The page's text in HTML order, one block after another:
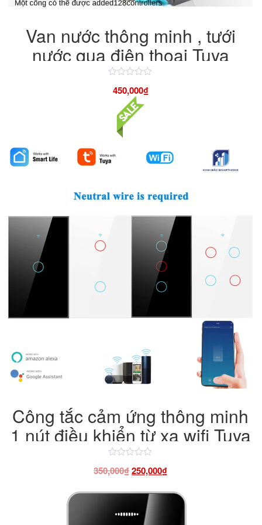
Van nước thông minh , tưới
nước qua điện thoại Tuya
bluetooth
xếp
4.50
sao
450,000₫
Công tắc cảm ứng thông minh
1 nút điều khiển từ xa wifi Tuya
Smart
xếp
5
350,000₫Giá
là:
350,000₫.
250,000₫Giá
tại